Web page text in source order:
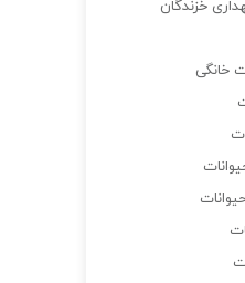
خزندگان
خانگی